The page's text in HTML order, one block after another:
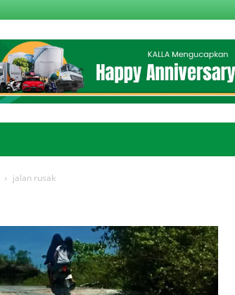
jalan rusak